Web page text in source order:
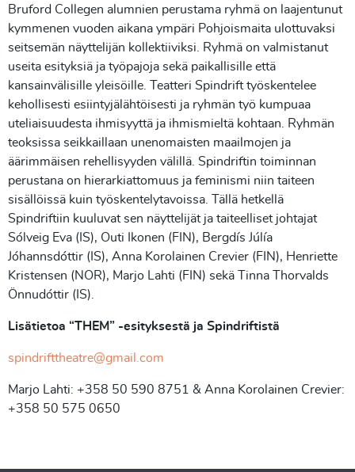
Bruford Collegen alumnien perustama ryhmä on laajentunut
kymmenen vuoden aikana ympäri Pohjoismaita ulottuvaksi
seitsemän näyttelijän kollektiiviksi. Ryhmä on valmistanut
useita esityksiä ja työpajoja sekä paikallisille että
kansainvälisille yleisöille. Teatteri Spindrift työskentelee
kehollisesti esiintyjälähtöisesti ja ryhmän työ kumpuaa
uteliaisuudesta ihmisyyttä ja ihmismieltä kohtaan. Ryhmän
teoksissa seikkaillaan unenomaisten maailmojen ja
äärimmäisen rehellisyyden välillä. Spindriftin toiminnan
perustana on hierarkiattomuus ja feminismi niin taiteen
sisällöissä kuin työskentelytavoissa. Tällä hetkellä
Spindriftiin kuuluvat sen näyttelijät ja taiteelliset johtajat
Sólveig Eva (IS), Outi Ikonen (FIN), Bergdís Júlía
Jóhannsdóttir (IS), Anna Korolainen Crevier (FIN), Henriette
Kristensen (NOR), Marjo Lahti (FIN) sekä Tinna Thorvalds
Önnudóttir (IS).
Lisätietoa “THEM” -esityksestä ja Spindriftistä
spindrifttheatre@gmail.com
Marjo Lahti: +358 50 590 8751 & Anna Korolainen Crevier:
+358 50 575 0650